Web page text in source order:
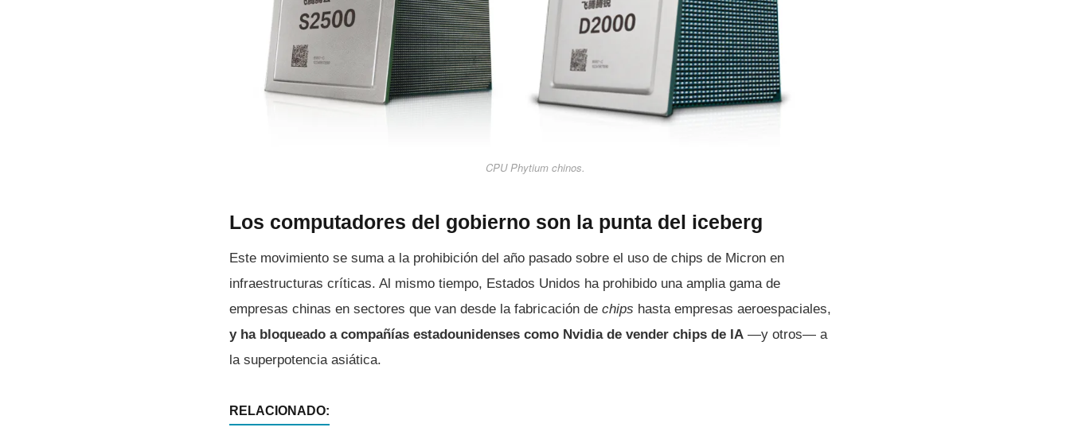
CPU Phytium chinos.
Los computadores del gobierno son la punta del iceberg
Este movimiento se suma a la prohibición del año pasado sobre el uso de chips de Micron en
infraestructuras críticas. Al mismo tiempo, Estados Unidos ha prohibido una amplia gama de
empresas chinas en sectores que van desde la fabricación de chips hasta empresas aeroespaciales,
y ha bloqueado a compañías estadounidenses como Nvidia de vender chips de IA —y otros— a
la superpotencia asiática.
RELACIONADO: